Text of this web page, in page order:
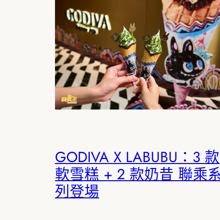
GODIVA X LABUBU：3 款
軟雪糕 + 2 款奶昔 聯乘
列登場